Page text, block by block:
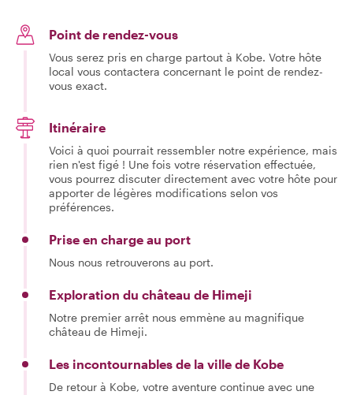
Point de rendez-vous
Vous serez pris en charge partout à Kobe. Votre hôte
local vous contactera concernant le point de rendez-
vous exact.
Itinéraire
Voici à quoi pourrait ressembler notre expérience, mais
rien n'est figé ! Une fois votre réservation effectuée,
vous pourrez discuter directement avec votre hôte pour
apporter de légères modifications selon vos
préférences.
Prise en charge au port
Nous nous retrouverons au port.
Exploration du château de Himeji
Notre premier arrêt nous emmène au magnifique
château de Himeji.
Les incontournables de la ville de Kobe
De retour à Kobe, votre aventure continue avec une